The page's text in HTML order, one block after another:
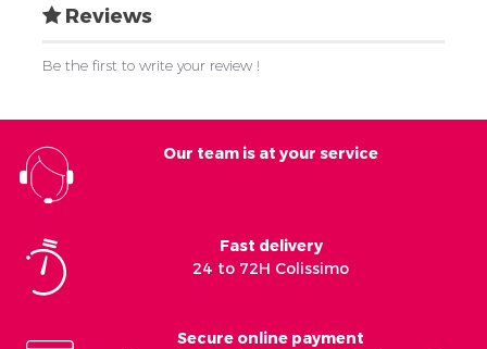
Reviews
Be the first to write your review !
Our team is at your service
Fast delivery
24 to 72H Colissimo
Secure online payment